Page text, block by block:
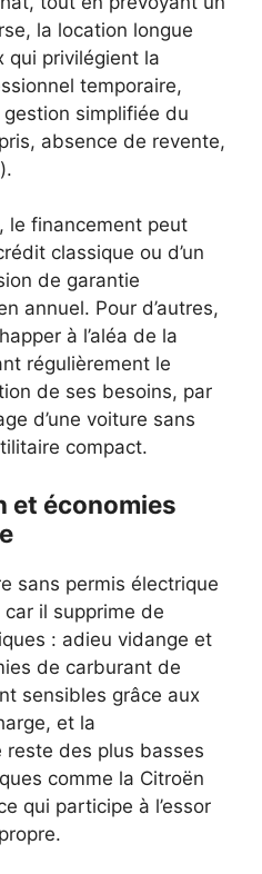
la location longue
qui privilégient la
temporaire,
simplifiée du
absence de revente,
le financement peut
classique ou d’un
de garantie
annuel. Pour d’autres,
à l’aléa de la
régulièrement le
de ses besoins, par
d’une voiture sans
compact.
et économies
sans permis électrique
il supprime de
: adieu vidange et
de carburant de
sensibles grâce aux
et la
reste des plus basses
comme la Citroën
qui participe à l’essor